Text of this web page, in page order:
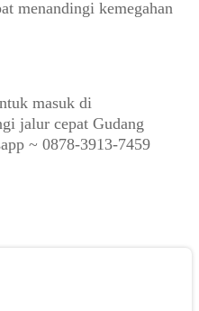
menandingi kemegahan
masuk di
jalur cepat Gudang
~ 0878-3913-7459